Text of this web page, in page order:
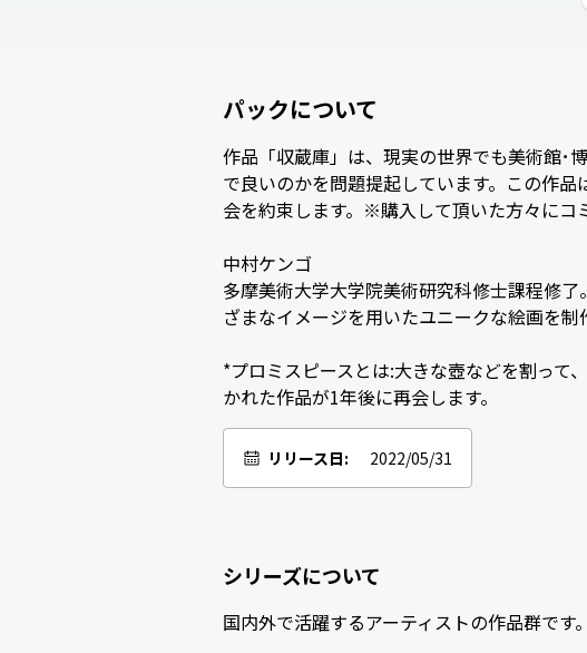
パックについて
作品「収蔵庫」は、現実の世界でも美術館･
で良いのかを問題提起しています。この作
会を約束します。※購入して頂いた方々にコ
中村ケンゴ
多摩美術大学大学院美術研究科修士課程修
ざまなイメージを用いたユニークな絵画を
*プロミスピースとは:大きな壺などを割って
かれた作品が1年後に再会します。
リリース日: 2022/05/31
シリーズについて
国内外で活躍するアーティストの作品群です。